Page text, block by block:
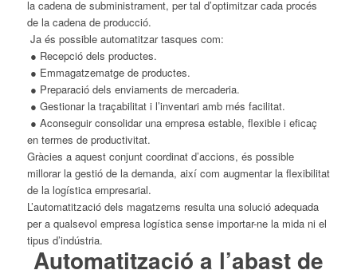
la cadena de subministrament, per tal d’optimitzar cada procés
de la cadena de producció.
Ja és possible automatitzar tasques com:
● Recepció dels productes.
● Emmagatzematge de productes.
● Preparació dels enviaments de mercaderia.
● Gestionar la traçabilitat i l’inventari amb més facilitat.
● Aconseguir consolidar una empresa estable, flexible i eficaç
en termes de productivitat.
Gràcies a aquest conjunt coordinat d’accions, és possible
millorar la gestió de la demanda, així com augmentar la flexibilitat
de la logística empresarial.
L’automatització dels magatzems resulta una solució adequada
per a qualsevol empresa logística sense importar-ne la mida ni el
tipus d’indústria.
Automatització a l’abast de